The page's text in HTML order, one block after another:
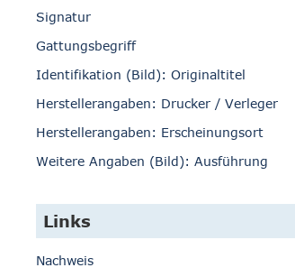
Signatur
Gattungsbegriff
Identifikation (Bild): Originaltitel
Herstellerangaben: Drucker / Verleger
Herstellerangaben: Erscheinungsort
Weitere Angaben (Bild): Ausführung
Links
Nachweis